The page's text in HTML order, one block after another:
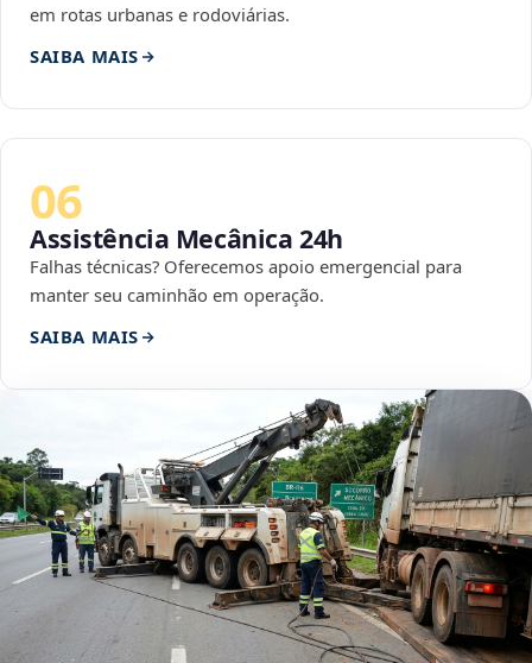
em rotas urbanas e rodoviárias.
SAIBA MAIS
06
Assistência Mecânica 24h
Falhas técnicas? Oferecemos apoio emergencial para
manter seu caminhão em operação.
SAIBA MAIS